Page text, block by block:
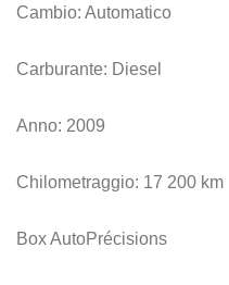
Cambio: Automatico
Carburante: Diesel
Anno: 2009
Chilometraggio: 17 200 km
Box AutoPrécisions